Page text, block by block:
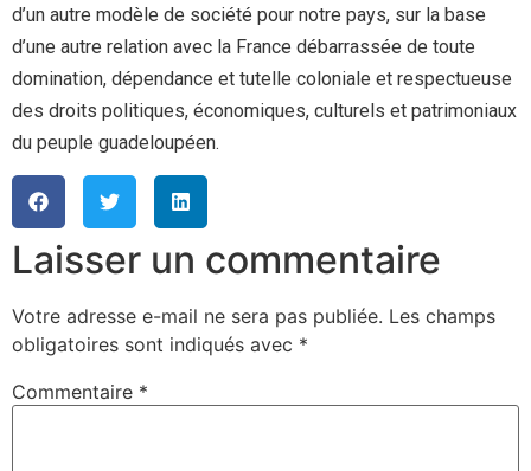
d’un autre modèle de société pour notre pays, sur la base
d’une autre relation avec la France débarrassée de toute
domination, dépendance et tutelle coloniale et respectueuse
des droits politiques, économiques, culturels et patrimoniaux
du peuple guadeloupéen.
Laisser un commentaire
Votre adresse e-mail ne sera pas publiée. Les champs
obligatoires sont indiqués avec *
Commentaire *